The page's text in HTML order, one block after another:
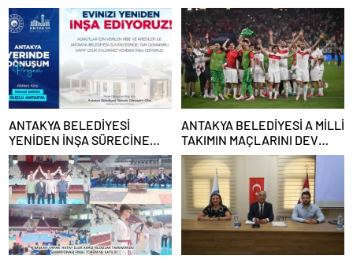
ANTAKYA BELEDİYESİ
YENİDEN İNŞA SÜRECİNE
DESTEK VERECEK
ANTAKYA BELEDİYESİ A MİLLİ
TAKIMIN MAÇLARINI DEV
EKRANDAN YAYINLAYACAK